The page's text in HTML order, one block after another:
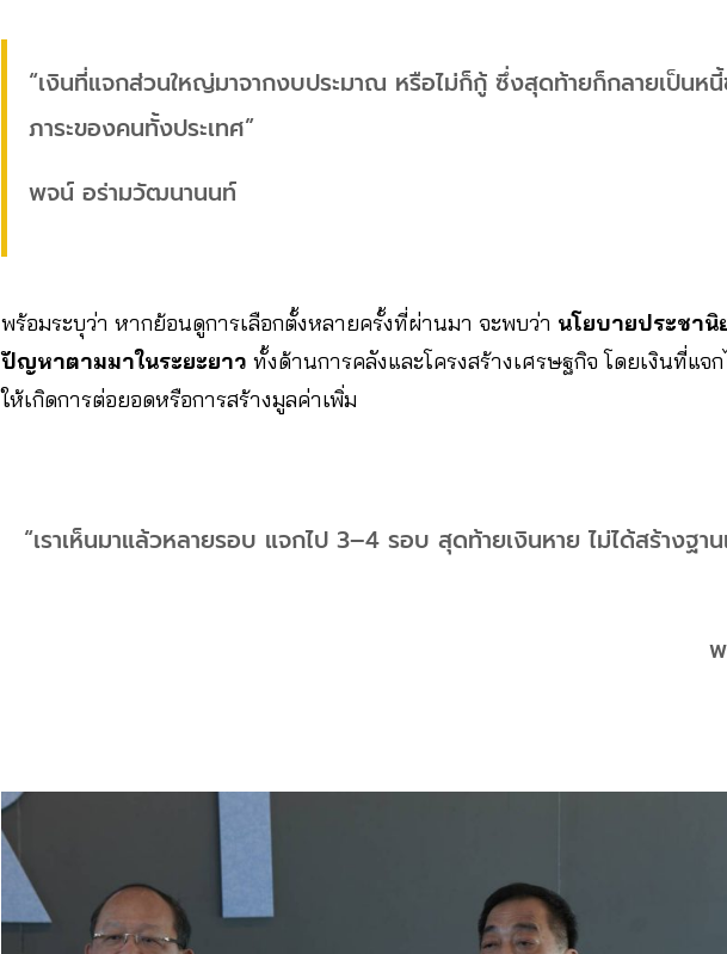
“เงินที่แจกส่วนใหญ่มาจากงบประมาณ หรือไม่ก็กู้ ซึ่งสุดท้ายก็กลายเป็นหนี้
ภาระของคนทั้งประเทศ”
พจน์ อร่ามวัฒนานนท์
พร้อมระบุว่า หากย้อนดูการเลือกตั้งหลายครั้งที่ผ่านมา จะพบว่า นโยบายประชา
ปัญหาตามมาในระยะยาว ทั้งด้านการคลังและโครงสร้างเศรษฐกิจ โดยเงินที่แจก
ให้เกิดการต่อยอดหรือการสร้างมูลค่าเพิ่ม
“เราเห็นมาแล้วหลายรอบ แจกไป 3–4 รอบ สุดท้ายเงินหาย ไม่ได้สร้างฐ